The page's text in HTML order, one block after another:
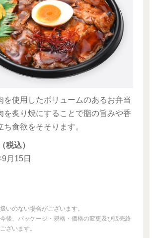
を使用したボリュームのあるお弁当
を炙り焼にすることで脂の旨みや香
ち食欲をそそります。
税込）
月15日
いのない場合がございます。
後、パッケージ・規格・価格の変更及び販売終
ざいます。